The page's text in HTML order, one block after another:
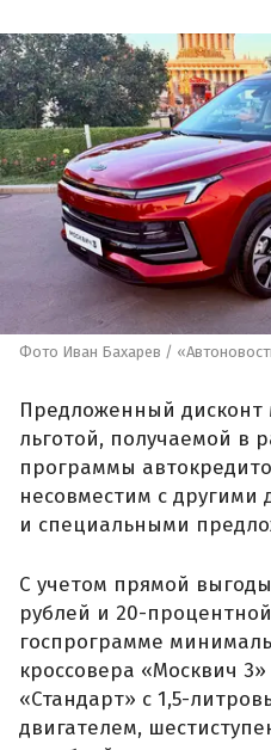
Фото Иван Бахарев /
Предложенный дисконт
льготой, получаемой в
программы
несовместим с
и специальными
С учетом прямой
рублей и 20-
госпрограмме
кроссовера «Москвич
«Стандарт» с 1,5-
двигателем,